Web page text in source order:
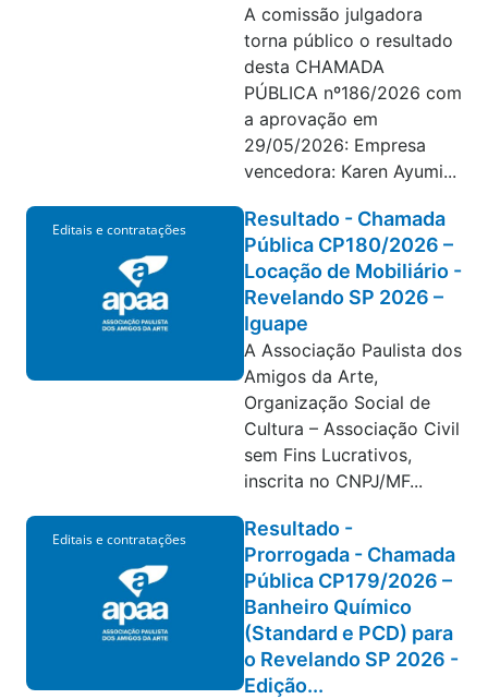
A comissão julgadora
torna público o resultado
desta CHAMADA
PÚBLICA nº186/2026 com
a aprovação em
29/05/2026: Empresa
vencedora: Karen Ayumi...
Editais e contratações
Resultado - Chamada
Pública CP180/2026 –
Locação de Mobiliário -
Revelando SP 2026 –
Iguape
A Associação Paulista dos
Amigos da Arte,
Organização Social de
Cultura – Associação Civil
sem Fins Lucrativos,
inscrita no CNPJ/MF...
Editais e contratações
Resultado -
Prorrogada - Chamada
Pública CP179/2026 –
Banheiro Químico
(Standard e PCD) para
o Revelando SP 2026 -
Edição...